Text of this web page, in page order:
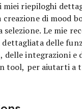
miei riepiloghi
di mood
Le mie
dettagliata delle
delle integrazioni e
tool, per aiutarti a